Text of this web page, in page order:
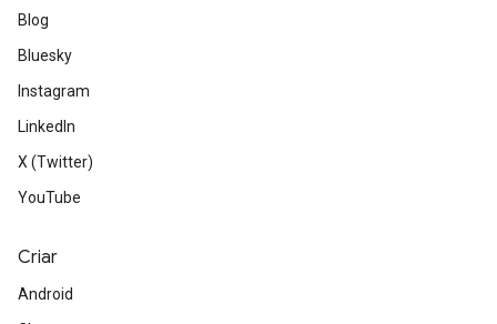
Blog
Bluesky
Instagram
LinkedIn
X (Twitter)
YouTube
Criar
Android